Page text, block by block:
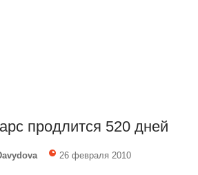
продлится 520 дней
26 февраля 2010